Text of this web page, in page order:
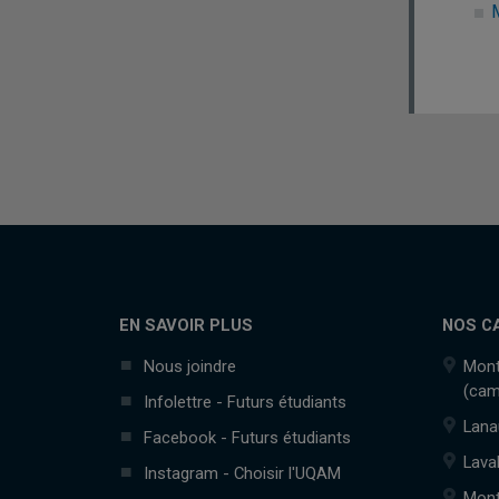
EN SAVOIR PLUS
Nous joindre
Infolettre - Futurs étudiants
Facebook - Futurs étudiants
Instagram - Choisir l'UQAM
NOS
Laval